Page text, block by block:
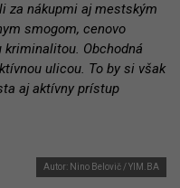
za nákupmi aj mestským
smogom, cenovo
kriminalitou. Obchodná
ulicou. To by si však
aj aktívny prístup
Autor: Nino Belovič / YIM.BA